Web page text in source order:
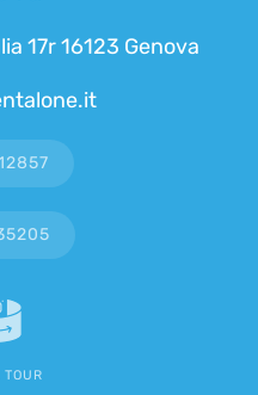
17r 16123 Genova